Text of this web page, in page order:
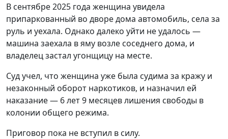
В сентябре 2025 года женщина увидела
припаркованный во дворе дома автомобиль, села за
руль и уехала. Однако далеко уйти не удалось —
машина заехала в яму возле соседнего дома, и
владелец застал угонщицу на месте.
Суд учел, что женщина уже была судима за кражу и
незаконный оборот наркотиков, и назначил ей
наказание — 6 лет 9 месяцев лишения свободы в
колонии общего режима.
Приговор пока не вступил в силу.